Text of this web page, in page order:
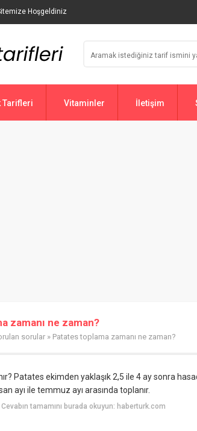
Hoşgeldiniz
Tarifleri Vitaminler İletişim
zamanı ne zaman?
sorular » Patates toplama zamanı ne zaman?
Patates ekimden yaklaşık 2,5 ile 4 ay sonra
ayı ile temmuz ayı arasında toplanır.
Cevabın tamamını burada okuyun: haberturk.com